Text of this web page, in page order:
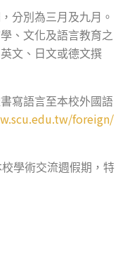
分別為三月及九月。
、文化及語言教育之
文、日文或德文撰
寫語言至本校外國語
foreign/
學術交流週假期，特